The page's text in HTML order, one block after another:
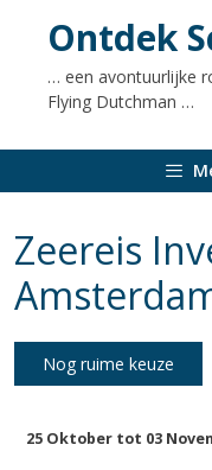
Ontdek
… een avontuurlijke
Flying Dutchman …
Zeereis
Nog ruime keuze
25 Oktober tot 03